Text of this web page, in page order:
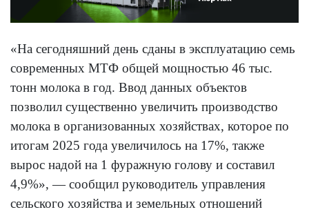
«На сегодняшний день сданы в эксплуатацию семь
современных МТФ общей мощностью 46 тыс.
тонн молока в год. Ввод данных объектов
позволил существенно увеличить производство
молока в организованных хозяйствах, которое по
итогам 2025 года увеличилось на 17%, также
вырос надой на 1 фуражную голову и составил
4,9%», — сообщил руководитель управления
сельского хозяйства и земельных отношений